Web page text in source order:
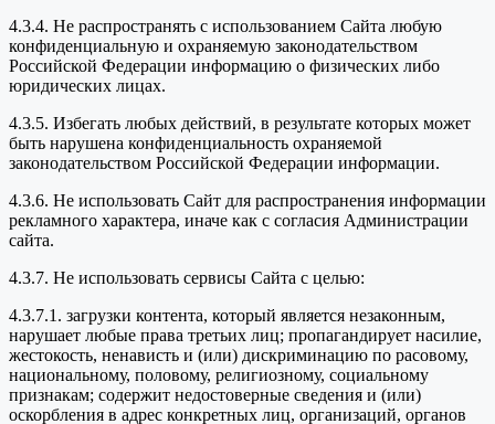
4.3.4. Не распространять с использованием Сайта любую
конфиденциальную и охраняемую законодательством
Российской Федерации информацию о физических либо
юридических лицах.
4.3.5. Избегать любых действий, в результате которых может
быть нарушена конфиденциальность охраняемой
законодательством Российской Федерации информации.
4.3.6. Не использовать Сайт для распространения информации
рекламного характера, иначе как с согласия Администрации
сайта.
4.3.7. Не использовать сервисы Сайта с целью:
4.3.7.1. загрузки контента, который является незаконным,
нарушает любые права третьих лиц; пропагандирует насилие,
жестокость, ненависть и (или) дискриминацию по расовому,
национальному, половому, религиозному, социальному
признакам; содержит недостоверные сведения и (или)
оскорбления в адрес конкретных лиц, организаций, органов